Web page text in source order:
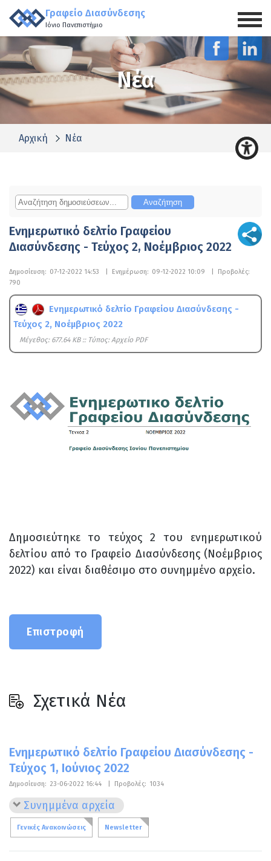
Γραφείο Διασύνδεσης
Ιόνιο Πανεπιστήμιο
Νέα
Αρχική Νέα
Ενημερωτικό δελτίο Γραφείου
Διασύνδεσης - Τεύχος 2, Νοέμβριος 2022
Δημοσίευση: 07-12-2022 14:53 Ενημέρωση: 09-12-2022 10:09
Προβολές:
790
Ενημερωτικό δελτίο Γραφείου Διασύνδεσης -
Τεύχος 2, Νοέμβριος 2022
Mέγεθος: 677.64 KB :: Τύπος: Αρχείο PDF
Δημοσιεύτηκε το τεύχος 2 του ενημερωτικού
δελτίου από το Γραφείο Διασύνδεσης (Νοέμβριος
2022) και είναι διαθέσιμο στο συνημμένο αρχείο.
Επιστροφή
Σχετικά Νέα
Ενημερωτικό δελτίο Γραφείου Διασύνδεσης -
Τεύχος 1, Ιούνιος 2022
Δημοσίευση: 23-06-2022 16:44 Προβολές: 1034
Συνημμένα αρχεία
Γενικές Ανακοινώσεις Newsletter